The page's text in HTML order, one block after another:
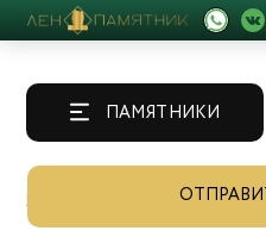
ПАМЯТНИКИ
Памятники Каталог/